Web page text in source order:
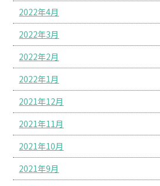
2022年4月
2022年3月
2022年2月
2022年1月
2021年12月
2021年11月
2021年10月
2021年9月